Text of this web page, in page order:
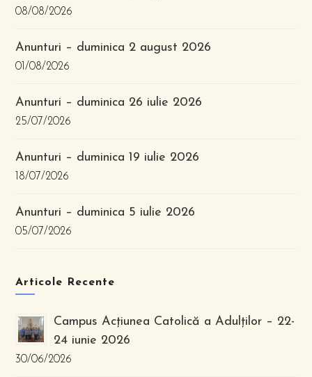
08/08/2026
Anunturi – duminica 2 august 2026
01/08/2026
Anunturi – duminica 26 iulie 2026
25/07/2026
Anunturi – duminica 19 iulie 2026
18/07/2026
Anunturi – duminica 5 iulie 2026
05/07/2026
Articole Recente
Campus Acțiunea Catolică a Adulților – 22-
24 iunie 2026
30/06/2026